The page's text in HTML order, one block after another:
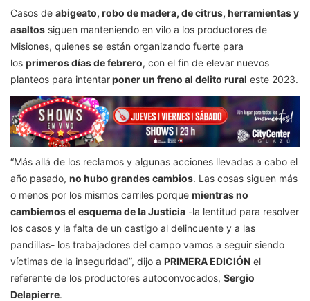
Casos de abigeato, robo de madera, de citrus, herramientas y
asaltos siguen manteniendo en vilo a los productores de
Misiones, quienes se están organizando fuerte para
los primeros días de febrero, con el fin de elevar nuevos
planteos para intentarponer un freno al delito rural este 2023.
“Más allá de los reclamos y algunas acciones llevadas a cabo el
año pasado, no hubo grandes cambios. Las cosas siguen más
o menos por los mismos carriles porque mientras no
cambiemos el esquema de la Justicia -la lentitud para resolver
los casos y la falta de un castigo al delincuente y a las
pandillas- los trabajadores del campo vamos a seguir siendo
víctimas de la inseguridad”, dijo a PRIMERA EDICIÓN el
referente de los productores autoconvocados, Sergio
Delapierre.